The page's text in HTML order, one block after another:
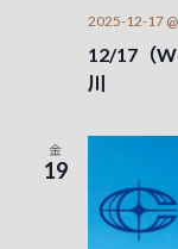
12/17（
川
2025-12-17
金
19